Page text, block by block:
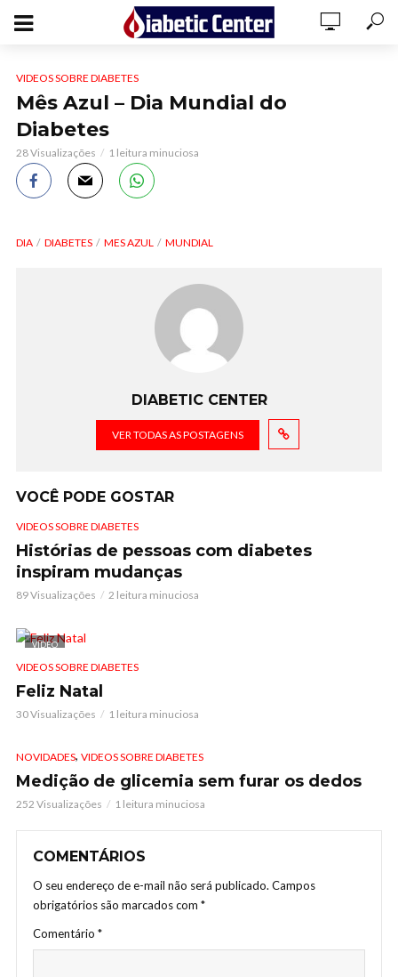
VIDEOS SOBRE DIABETES
Mês Azul – Dia Mundial do
Diabetes
28 Visualizações 1 leitura minuciosa
DIA DIABETES MES AZUL MUNDIAL
DIABETIC CENTER
VER TODAS AS POSTAGENS
VOCÊ PODE GOSTAR
VIDEOS SOBRE DIABETES
Histórias de pessoas com diabetes
inspiram mudanças
89 Visualizações 2 leitura minuciosa
VÍDEO
VIDEOS SOBRE DIABETES
Feliz Natal
30 Visualizações 1 leitura minuciosa
NOVIDADES, VIDEOS SOBRE DIABETES
Medição de glicemia sem furar os dedos
252 Visualizações 1 leitura minuciosa
COMENTÁRIOS
O seu endereço de e-mail não será publicado. Campos
obrigatórios são marcados com *
Comentário *